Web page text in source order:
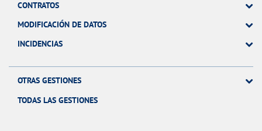
CONTRATOS
MODIFICACIÓN DE DATOS
INCIDENCIAS
OTRAS GESTIONES
TODAS LAS GESTIONES